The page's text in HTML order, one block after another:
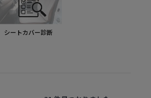
シートカバー診断